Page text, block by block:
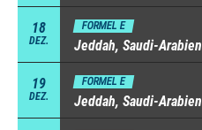
18
DEZ.
FORMEL E
Jeddah, Saudi-Arabien
19
DEZ.
FORMEL E
Jeddah, Saudi-Arabien